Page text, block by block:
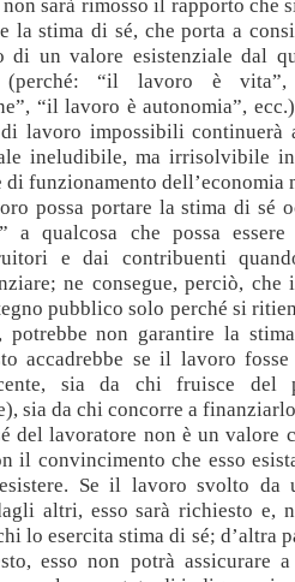
sarà rimosso il rapporto che
la stima di sé, che porta a
di un valore esistenziale dal
(perché: “il lavoro è
“il lavoro è autonomia”,
lavoro impossibili continuerà
ineludibile, ma irrisolvibile in
funzionamento dell’economia
possa portare la stima di sé
a qualcosa che possa essere
e dai contribuenti
ne consegue, perciò,
pubblico solo perché si
potrebbe non garantire la
accadrebbe se il lavoro
sia da chi fruisce del
sia da chi concorre a
del lavoratore non è un valore
il convincimento che esso
Se il lavoro svolto da
altri, esso sarà richiesto e,
lo esercita stima di sé; d’altra
esso non potrà assicurare